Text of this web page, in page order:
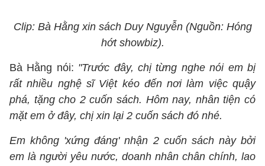
Clip: Bà Hằng xin sách Duy Nguyễn (Nguồn: Hóng
hớt showbiz).
Bà Hằng nói: "Trước đây, chị từng nghe nói em bị
rất nhiều nghệ sĩ Việt kéo đến nơi làm việc quậy
phá, tặng cho 2 cuốn sách. Hôm nay, nhân tiện có
mặt em ở đây, chị xin lại 2 cuốn sách đó nhé.
Em không 'xứng đáng' nhận 2 cuốn sách này bởi
em là người yêu nước, doanh nhân chân chính, lao